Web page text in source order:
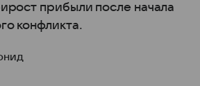
прибыли после начала
конфликта.